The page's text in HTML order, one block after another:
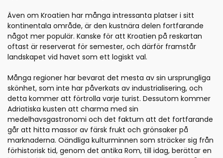
Även om Kroatien har många intressanta platser i sitt
kontinentala område, är den kustnära delen fortfarande
något mer populär. Kanske för att Kroatien på reskartan
oftast är reserverat för semester, och därför framstår
landskapet vid havet som ett logiskt val.
Många regioner har bevarat det mesta av sin ursprungliga
skönhet, som inte har påverkats av industrialisering, och
detta kommer att förtrolla varje turist. Dessutom kommer
Adriatiska kusten att charma med sin
medelhavsgastronomi och det faktum att det fortfarande
går att hitta massor av färsk frukt och grönsaker på
marknaderna. Oändliga kulturminnen som sträcker sig från
förhistorisk tid, genom det antika Rom, till idag, berättar en